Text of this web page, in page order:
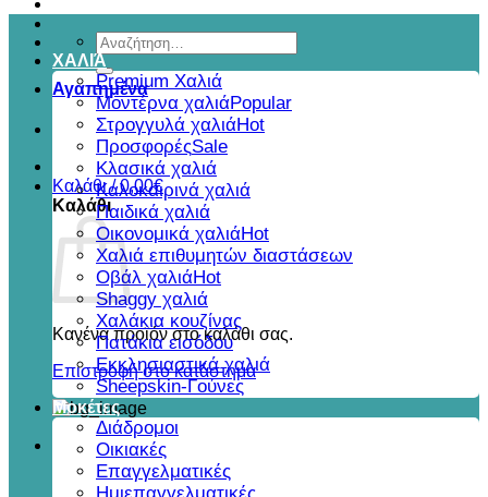
Αναζήτηση
για:
Αγαπημένα
Καλάθι /0,00€
Καλάθι
Κανένα προϊόν στο καλάθι σας.
Επιστροφή στο κατάστημα
ΧΑΛΙΆ
Premium Χαλιά
Μοντέρνα χαλιά
Στρογγυλά χαλιά
Προσφορές
Κλασικά χαλιά
Καλοκαιρινά χαλιά
Παιδικά χαλιά
Οικονομικά χαλιά
Χαλιά επιθυμητών διαστάσεων
Οβάλ χαλιά
Shaggy χαλιά
Χαλάκια κουζίνας
Πατάκια εισόδου
Εκκλησιαστικά χαλιά
Sheepskin-Γούνες
Μοκέτες
Διάδρομοι
Οικιακές
Επαγγελματικές